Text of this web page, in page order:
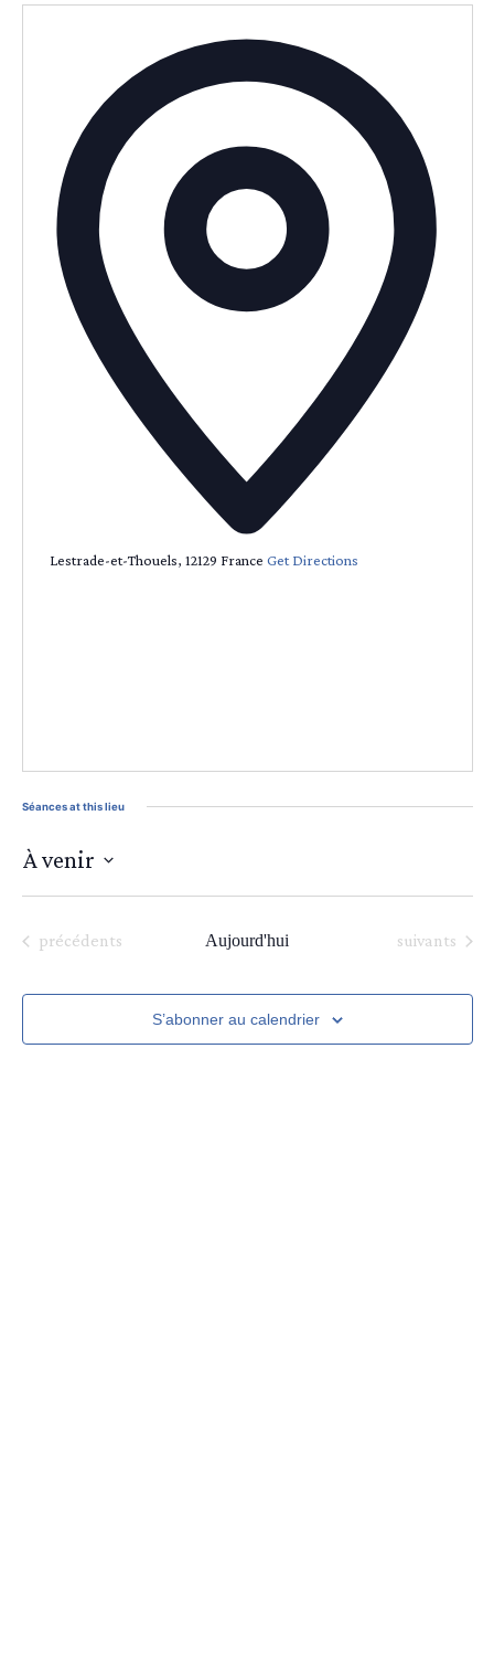
Lestrade-et-Thouels, 12129 France Get Directions
Séances at this lieu
À venir
une
Séances
précédents Aujourd'hui Séances
suivants
S’abonner au calendrier